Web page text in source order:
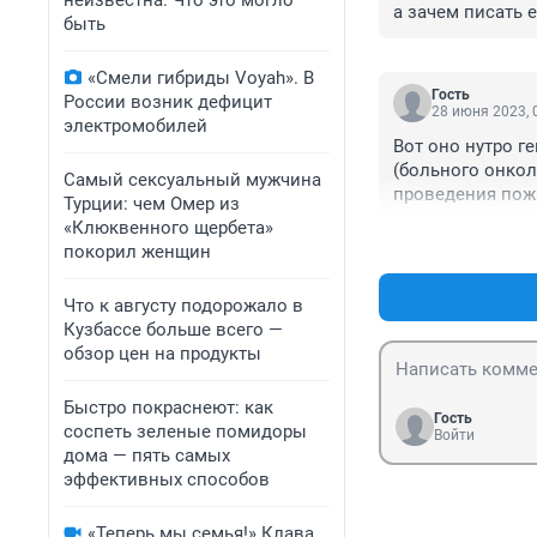
быть
«Смели гибриды Voyah». В
России возник дефицит
электромобилей
Самый сексуальный мужчина
Турции: чем Омер из
«Клюквенного щербета»
покорил женщин
Что к августу подорожало в
Кузбассе больше всего —
обзор цен на продукты
Быстро покраснеют: как
соспеть зеленые помидоры
дома — пять самых
эффективных способов
а зачем писать
Гость
28 июня 2023,
Вот оно нутро
(больного
проведения
которым он
дежурные
вместо того
вносили
когда
бывшего
был один
спровадили на
Гость
Войти